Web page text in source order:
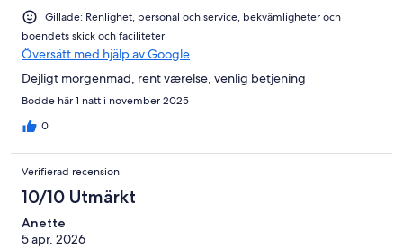
Gillade: Renlighet, personal och service, bekvämligheter och
boendets skick och faciliteter
Översätt med hjälp av Google
Dejligt morgenmad, rent værelse, venlig betjening
Bodde här 1 natt i november 2025
0
Verifierad recension
10/10 Utmärkt
Anette
5 apr. 2026